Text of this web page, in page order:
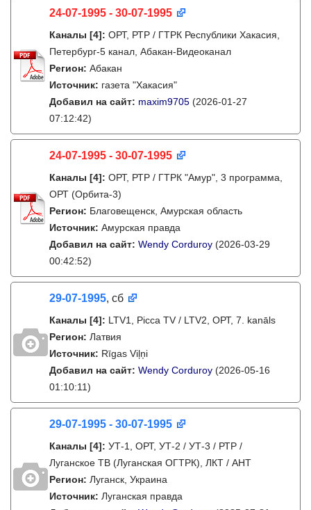
24-07-1995 - 30-07-1995
Каналы [4]: ОРТ, РТР / ГТРК Республики Хакасия,
Петербург-5 канал, Абакан-Видеоканал
Регион: Абакан
Источник: газета "Хакасия"
Добавил на сайт: maxim9705 (2026-01-27
07:12:42)
24-07-1995 - 30-07-1995
Каналы [4]: ОРТ, РТР / ГТРК "Амур", 3 программа,
ОРТ (Орбита-3)
Регион: Благовещенск, Амурская область
Источник: Амурская правда
Добавил на сайт: Wendy Corduroy (2026-03-29
00:42:52)
29-07-1995, сб
Каналы [4]: LTV1, Picca TV / LTV2, ОРТ, 7. kanāls
Регион: Латвия
Источник: Rīgas Viļņi
Добавил на сайт: Wendy Corduroy (2026-05-16
01:10:11)
29-07-1995 - 30-07-1995
Каналы [4]: УТ-1, ОРТ, УТ-2 / УТ-3 / РТР /
Луганское ТВ (Луганская ОГТРК), ЛКТ / АНТ
Регион: Луганск, Украина
Источник: Луганская правда